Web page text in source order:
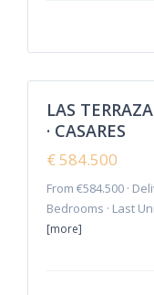
LAS
· CASARES
€ 584.500
From €584.500 ·
Bedrooms · Last
[more]